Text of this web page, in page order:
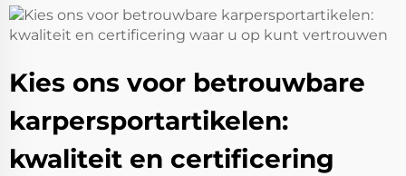
Kies ons voor betrouwbare
karpersportartikelen:
kwaliteit en certificering